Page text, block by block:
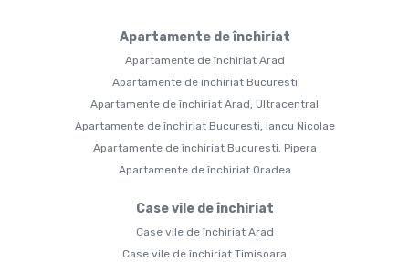
Apartamente de închiriat
Apartamente de închiriat Arad
Apartamente de închiriat Bucuresti
Apartamente de închiriat Arad, Ultracentral
Apartamente de închiriat Bucuresti, Iancu Nicolae
Apartamente de închiriat Bucuresti, Pipera
Apartamente de închiriat Oradea
Case vile de închiriat
Case vile de închiriat Arad
Case vile de închiriat Timisoara